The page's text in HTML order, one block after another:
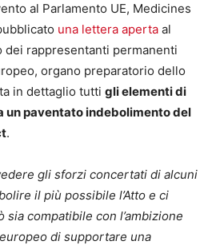
al Parlamento UE, Medicines
una lettera aperta al
dei rappresentanti permanenti
organo preparatorio dello
in dettaglio tutti gli elementi di
un paventato indebolimento del
.
gli sforzi concertati di alcuni
il più possibile l’Atto e ci
sia compatibile con l’ambizione
di supportare una